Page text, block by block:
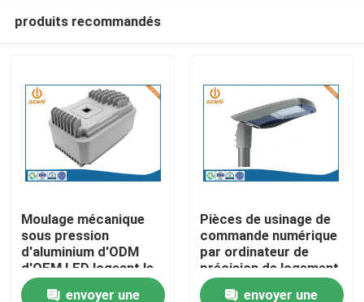
Produits
A propos de nous
produits recommandés
Moulage mécanique
sous pression
d'aluminium d'ODM
d'OEM LED logeant le
revêtement adapté
envoyer une
Pièces de usinage de
commande numérique
par ordinateur de
précision de logement
léger de voie d'ODM
envoyer une